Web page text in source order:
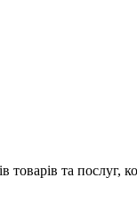
та послуг,